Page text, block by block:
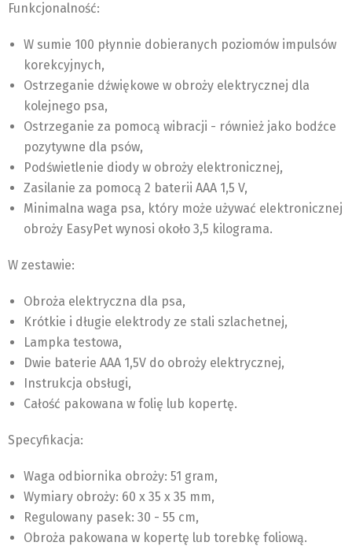
Funkcjonalność:
W sumie 100 płynnie dobieranych poziomów impulsów
korekcyjnych,
Ostrzeganie dźwiękowe w obroży elektrycznej dla
kolejnego psa,
Ostrzeganie za pomocą wibracji - również jako bodźce
pozytywne dla psów,
Podświetlenie diody w obroży elektronicznej,
Zasilanie za pomocą 2 baterii AAA 1,5 V,
Minimalna waga psa, który może używać elektronicznej
obroży EasyPet wynosi około 3,5 kilograma.
W zestawie:
Obroża elektryczna dla psa,
Krótkie i długie elektrody ze stali szlachetnej,
Lampka testowa,
Dwie baterie AAA 1,5V do obroży elektrycznej,
Instrukcja obsługi,
Całość pakowana w folię lub kopertę.
Specyfikacja:
Waga odbiornika obroży: 51 gram,
Wymiary obroży: 60 x 35 x 35 mm,
Regulowany pasek: 30 - 55 cm,
Obroża pakowana w kopertę lub torebkę foliową.